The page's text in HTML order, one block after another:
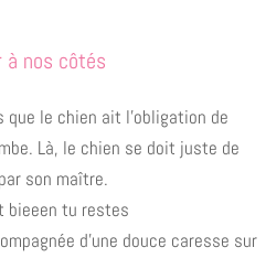
à nos côtés
le chien ait l’obligation de
Là, le chien se doit juste de
son maître.
bieeen tu restes
d’une douce caresse sur